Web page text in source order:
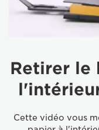
Retirer le
Cette vidéo vous